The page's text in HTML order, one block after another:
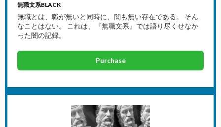
無職文系BLACK
無職とは、職が無いと同時に、闇も無い存在である。 そん
なことはない。 これは、『無職文系』では語り尽くせなか
った闇の記録。
Purchase